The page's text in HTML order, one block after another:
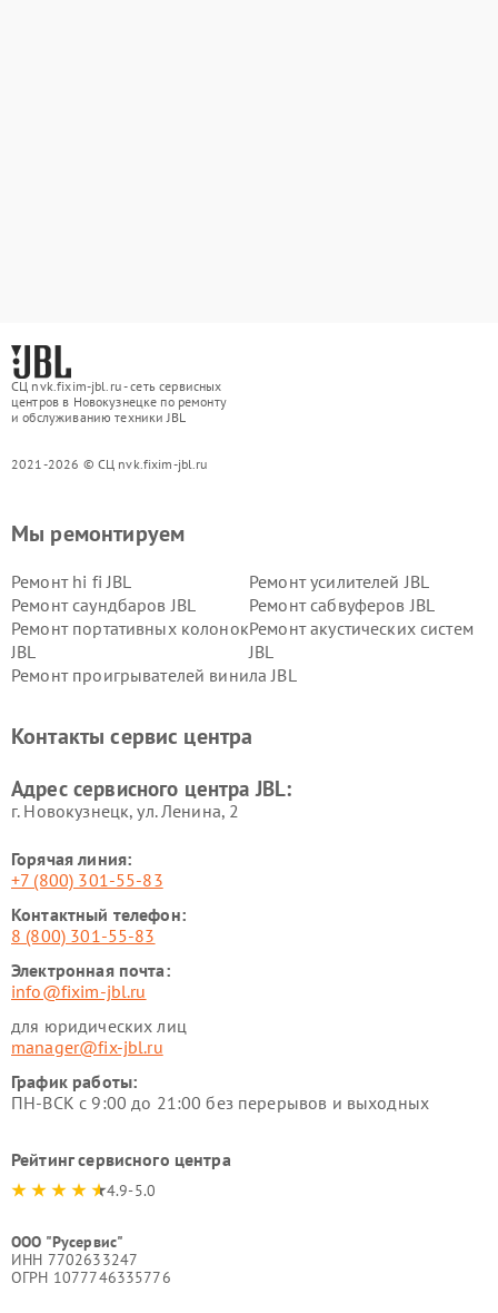
СЦ nvk.fixim-jbl.ru - сеть сервисных
центров в Новокузнецке по ремонту
и обслуживанию техники JBL
2021-2026 © СЦ nvk.fixim-jbl.ru
Мы ремонтируем
Ремонт hi fi JBL
Ремонт усилителей JBL
Ремонт саундбаров JBL
Ремонт сабвуферов JBL
Ремонт портативных колонок
JBL
Ремонт акустических систем
JBL
Ремонт проигрывателей винила JBL
Контакты сервис центра
Адрес сервисного центра JBL:
г. Новокузнецк, ул. Ленина, 2
Горячая линия:
+7 (800) 301-55-83
Контактный телефон:
8 (800) 301-55-83
Электронная почта:
info@fixim-jbl.ru
для юридических лиц
manager@fix-jbl.ru
График работы:
ПН-ВСК с 9:00 до 21:00 без перерывов и выходных
Рейтинг сервисного центра
4.9-5.0
ООО "Русервис"
ИНН 7702633247
ОГРН 1077746335776